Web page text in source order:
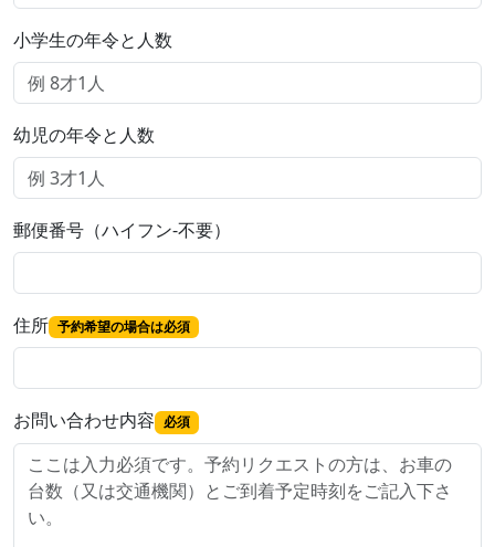
小学生の年令と人数
幼児の年令と人数
郵便番号（ハイフン-不要）
住所 予約希望の場合は必須
お問い合わせ内容 必須